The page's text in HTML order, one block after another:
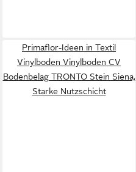
Primaflor-Ideen in Textil
Vinylboden Vinylboden CV
Bodenbelag TRONTO Stein Siena,
Starke Nutzschicht